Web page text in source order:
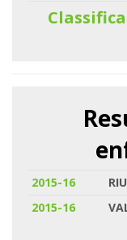
2015-16
2015-16